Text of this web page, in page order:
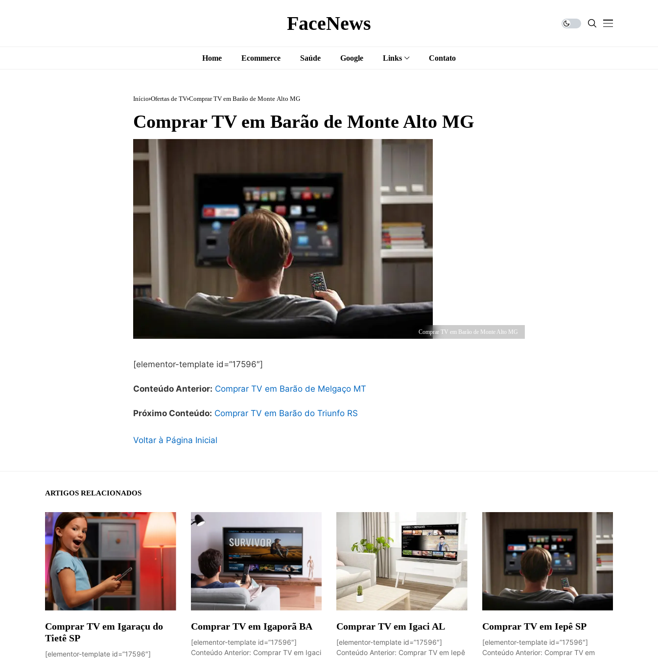
FaceNews
Home Ecommerce Saúde Google Links Contato
Início Ofertas de TV Comprar TV em Barão de Monte Alto MG
Comprar TV em Barão de Monte Alto MG
Comprar TV em Barão de Monte Alto MG
[elementor-template id=”17596″]
Conteúdo Anterior: Comprar TV em Barão de Melgaço MT
Próximo Conteúdo: Comprar TV em Barão do Triunfo RS
Voltar à Página Inicial
ARTIGOS RELACIONADOS
Comprar TV em Igaraçu do
Tietê SP
[elementor-template id=”17596″]
Comprar TV em Igaporã BA
[elementor-template id=”17596″]
Conteúdo Anterior: Comprar TV em Igaci
Comprar TV em Igaci AL
[elementor-template id=”17596″]
Conteúdo Anterior: Comprar TV em Iepê
Comprar TV em Iepê SP
[elementor-template id=”17596″]
Conteúdo Anterior: Comprar TV em